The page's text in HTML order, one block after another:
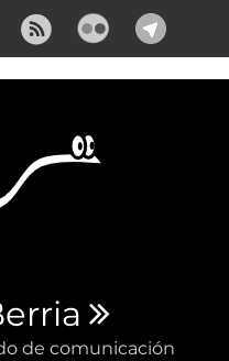
de comunicación